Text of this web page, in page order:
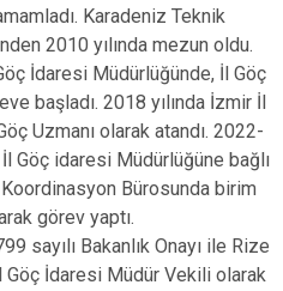
Karadeniz Teknik
2010 yılında mezun oldu.
İdaresi Müdürlüğünde, İl Göç
başladı. 2018 yılında İzmir İl
Uzmanı olarak atandı. 2022-
Göç idaresi Müdürlüğüne bağlı
Bürosunda birim
görev yaptı.
Bakanlık Onayı ile Rize
Göç İdaresi Müdür Vekili olarak